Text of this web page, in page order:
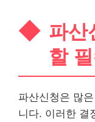
파산
할
파산신청은 많
니다. 이러한 결